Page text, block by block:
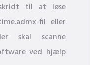
til at løse
fil eller
skal scanne
ved hjælp